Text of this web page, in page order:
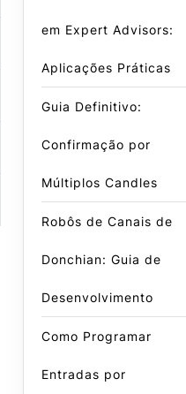
em Expert Advisors:
Aplicações Práticas
Guia Definitivo:
Confirmação por
Múltiplos Candles
Robôs de Canais de
Donchian: Guia de
Desenvolvimento
Como Programar
Entradas por